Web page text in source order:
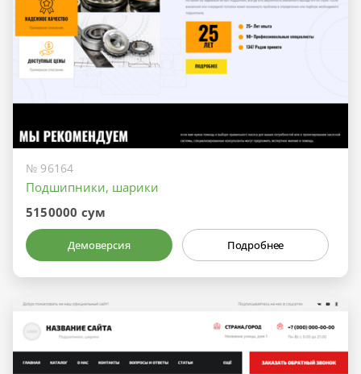
№ 96164
Подшипники, шарики
5150000 сум
Демоверсия Подробнее